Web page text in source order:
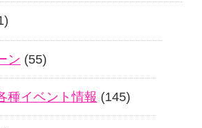
ン (55)
種イベント情報 (145)